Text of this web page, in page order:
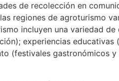
de recolección en
regiones de agroturismo
incluyen una variedad de
experiencias educativas
(festivales gastronómicos y